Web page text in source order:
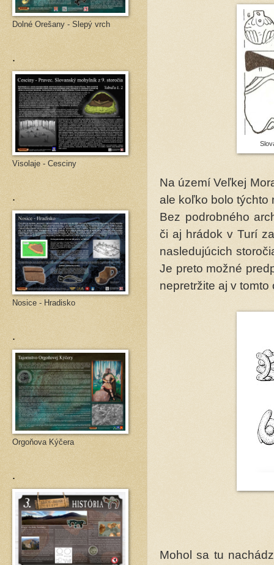
Na území Veľkej
ale koľko bolo týchto
Bez podrobného
či aj hrádok v Turí
nasledujúcich
Je preto možné
nepretržite aj v tomto
Mohol sa tu
Dolné Orešany - Slepý vrch
.
Visolaje - Cesciny
.
Nosice - Hradisko
.
Orgoňova Kýčera
.